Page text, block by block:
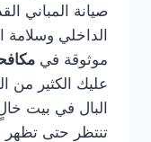
صيانة المباني
الداخلي وسلامة
موثوقة في
عليك الكثير من
البال في بيت
تنتظر حتى تظهر